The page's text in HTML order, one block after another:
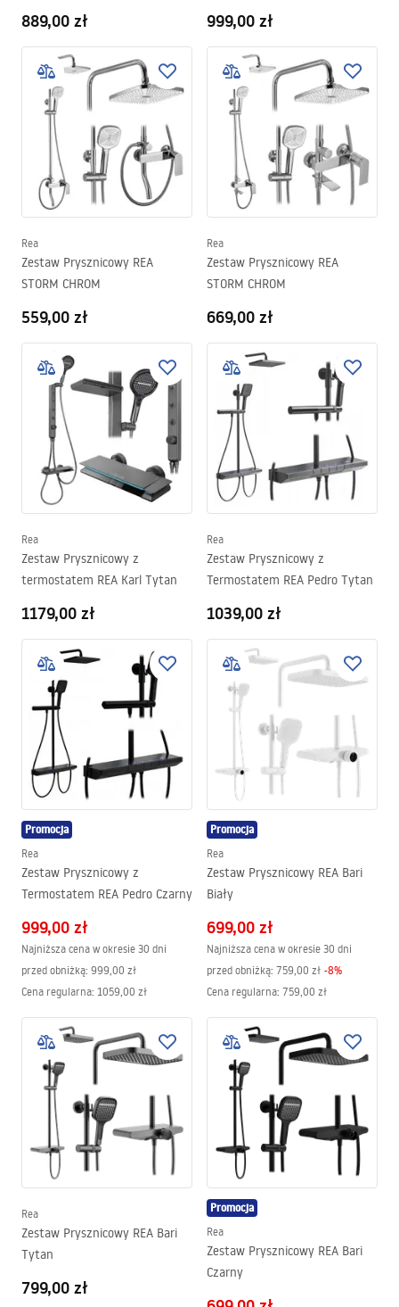
889,00 zł 999,00 zł
Rea
Zestaw Prysznicowy REA
STORM CHROM
559,00 zł
Rea
Zestaw Prysznicowy REA
STORM CHROM
669,00 zł
Rea
Zestaw Prysznicowy z
termostatem REA Karl Tytan
1179,00 zł
Rea
Zestaw Prysznicowy z
Termostatem REA Pedro Tytan
1039,00 zł
Promocja
Rea
Zestaw Prysznicowy z
Termostatem REA Pedro Czarny
999,00 zł
Najniższa cena w okresie 30 dni
przed obniżką: 999,00 zł
Cena regularna: 1059,00 zł
Promocja
Rea
Zestaw Prysznicowy REA Bari
Biały
699,00 zł
Najniższa cena w okresie 30 dni
przed obniżką: 759,00 zł -8%
Cena regularna: 759,00 zł
Rea
Zestaw Prysznicowy REA Bari
Tytan
799,00 zł
Promocja
Rea
Zestaw Prysznicowy REA Bari
Czarny